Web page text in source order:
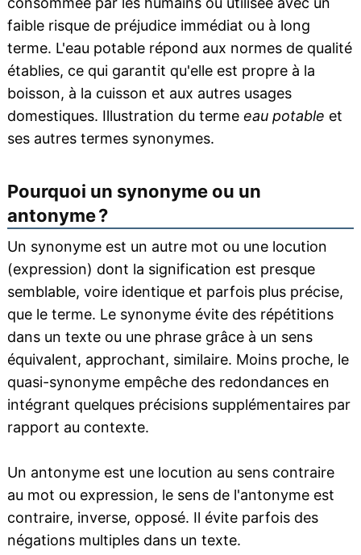
faible risque de préjudice immédiat ou à long
terme. L'eau potable répond aux normes de qualité
établies, ce qui garantit qu'elle est propre à la
boisson, à la cuisson et aux autres usages
domestiques. Illustration du terme eau potable et
ses autres termes synonymes.
Pourquoi un synonyme ou un
antonyme ?
Un synonyme est un autre mot ou une locution
(expression) dont la signification est presque
semblable, voire identique et parfois plus précise,
que le terme. Le synonyme évite des répétitions
dans un texte ou une phrase grâce à un sens
équivalent, approchant, similaire. Moins proche, le
quasi-synonyme empêche des redondances en
intégrant quelques précisions supplémentaires par
rapport au contexte.
Un antonyme est une locution au sens contraire
au mot ou expression, le sens de l'antonyme est
contraire, inverse, opposé. Il évite parfois des
négations multiples dans un texte.